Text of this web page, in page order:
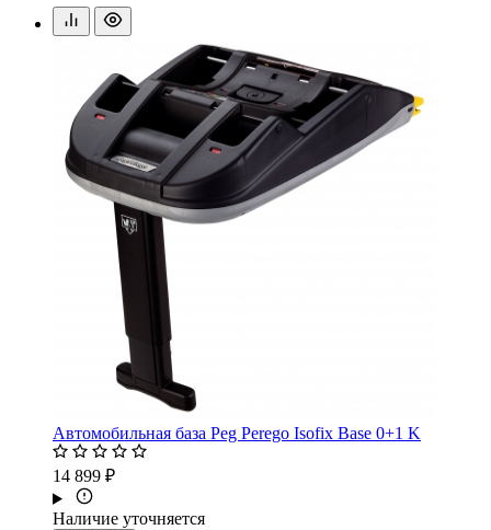
Автомобильная база Peg Perego Isofix Base 0+1 K
14 899 ₽
Наличие уточняется